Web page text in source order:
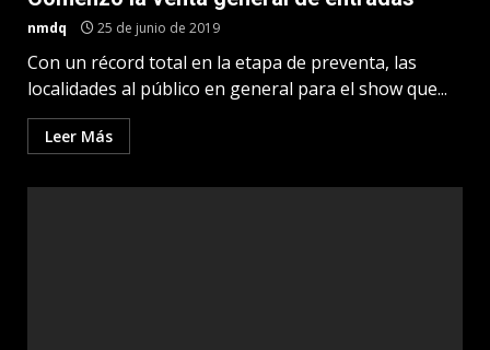
nmdq 25 de junio de 2019
Con un récord total en la etapa de preventa, las
localidades al público en general para el show que...
Leer Más